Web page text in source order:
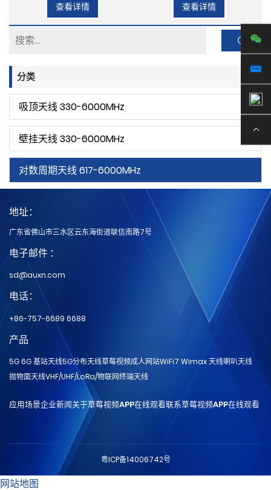
分类
吸顶天线 330-6000MHz
壁挂天线 330-6000MHz
对数周期天线 617-6000MHz
查看详情 查看详情
地址：
广东省佛山市三水区云东海街道联信南路7号
电子邮件 ：
sd@auxn.com
电话：
+86-757-6689 6688
产品
5G 6G 基站天线5G分布天线草莓视频成人网站WiFi7 Wimax 天线喇叭天线
抛物面天线VHF/UHF/LoRa/物联网终端天线
应用场景企业新闻关于草莓视频APP在线观看联系草莓视频APP在线观看
粤ICP备14006742号
网站地图